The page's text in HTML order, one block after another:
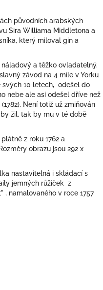
původních arabských
Sira Williama Middletona a
který miloval gin a
a těžko ovladatelný.
závod na 4 míle v Yorku
svých 10 letech, odešel do
nebe ale asi odešel dříve než
Není totiž už zmiňován
žil, tak by mu v té době
z roku 1762 a
obrazu jsou 292 x
nastavitelná i skládací s
jemných růžiček z
, namalovaného v roce 1757